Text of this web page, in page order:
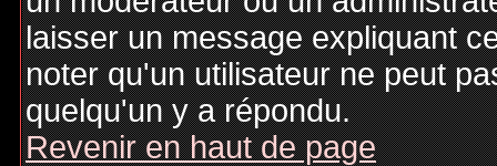
laisser un message expliquant
noter qu'un utilisateur ne peut
quelqu'un y a répondu.
Revenir en haut de page